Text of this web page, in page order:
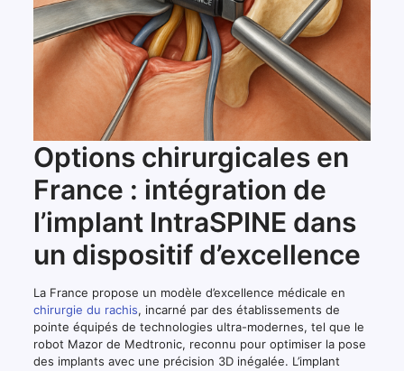
Options chirurgicales en
France : intégration de
l’implant IntraSPINE dans
un dispositif d’excellence
La France propose un modèle d’excellence médicale en
chirurgie du rachis, incarné par des établissements de
pointe équipés de technologies ultra-modernes, tel que le
robot Mazor de Medtronic, reconnu pour optimiser la pose
des implants avec une précision 3D inégalée. L’implant